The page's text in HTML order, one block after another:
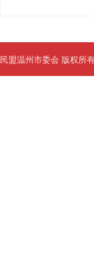
民盟温州市委会 版权所